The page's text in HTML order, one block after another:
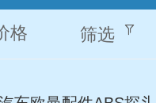
格 筛选